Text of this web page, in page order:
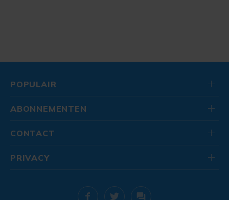
POPULAIR
ABONNEMENTEN
CONTACT
PRIVACY